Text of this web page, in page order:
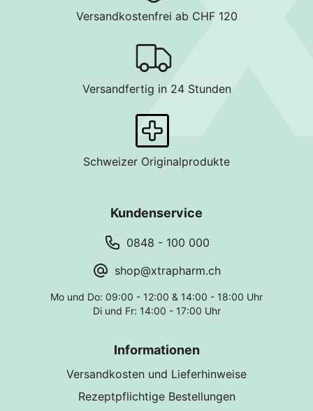
Versandkostenfrei ab CHF 120
Versandfertig in 24 Stunden
Schweizer Originalprodukte
Kundenservice
0848 - 100 000
shop@xtrapharm.ch
Mo und Do: 09:00 - 12:00 & 14:00 - 18:00 Uhr
Di und Fr: 14:00 - 17:00 Uhr
Informationen
Versandkosten und Lieferhinweise
Rezeptpflichtige Bestellungen